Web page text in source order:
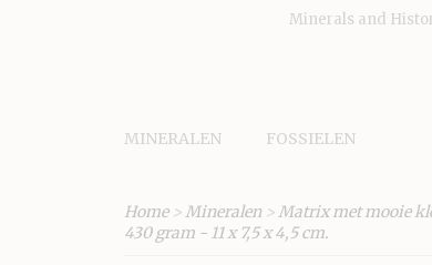
Minerals and
MINERALEN FOSSIELEN
Home>Mineralen >Matrix met mooie
430 gram - 11 x 7,5 x 4,5 cm.